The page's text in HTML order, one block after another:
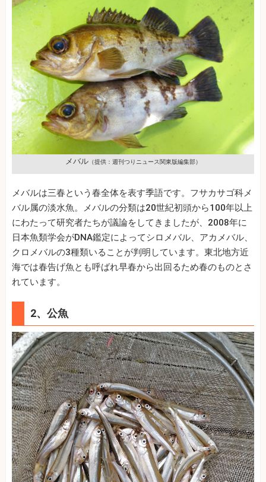
メバル（提供：週刊つりニュース関東版編集部）
メバルは三春という春全体を表す季語です。フサカサゴ科メ
バル属の淡水魚。メバルの分類は20世紀初頭から100年以上
にわたって研究者たちが議論をしてきましたが、2008年に
日本魚類学会がDNA鑑定によってシロメバル、アカメバル、
クロメバルの3種類いることが判明しています。東北地方近
海では春告げ魚とも呼ばれ早春から出回るため春のものとさ
れています。
2、公魚